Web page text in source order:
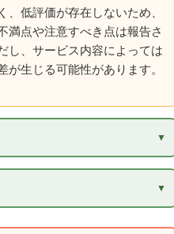
、低評価が存在しないため、
満点や注意すべき点は報告さ
し、サービス内容によっては
が生じる可能性があります。